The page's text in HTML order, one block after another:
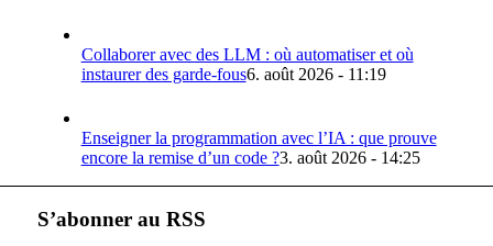
Collaborer avec des LLM : où automatiser et où
instaurer des garde-fous6. août 2026 - 11:19
Enseigner la programmation avec l’IA : que prouve
encore la remise d’un code ?3. août 2026 - 14:25
S’abonner au RSS